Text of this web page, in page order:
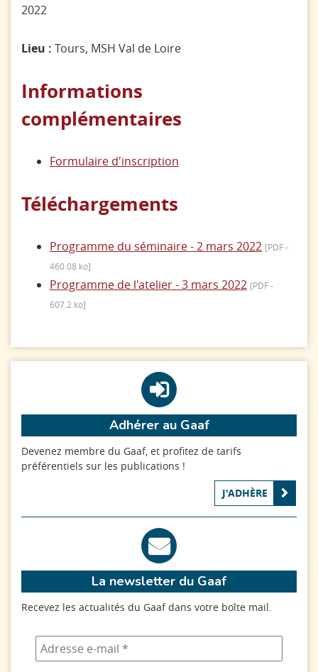
2022
Lieu : Tours, MSH Val de Loire
Informations
complémentaires
Formulaire d'inscription
Téléchargements
Programme du séminaire - 2 mars 2022 [PDF-
460.08 ko]
Programme de l'atelier - 3 mars 2022 [PDF-
607.2 ko]
Adhérer au Gaaf
Devenez membre du Gaaf, et profitez de tarifs
préférentiels sur les publications !
J'ADHÈRE
La newsletter du Gaaf
Recevez les actualités du Gaaf dans votre boîte mail.